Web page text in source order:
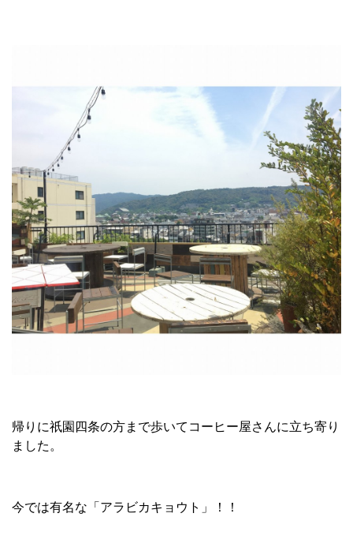
帰りに祇園四条の方まで歩いてコーヒー屋さんに立ち寄り
ました。
今では有名な「アラビカキョウト」！！